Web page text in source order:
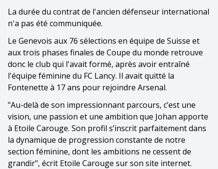
La durée du contrat de l'ancien défenseur international
n'a pas été communiquée.
Le Genevois aux 76 sélections en équipe de Suisse et
aux trois phases finales de Coupe du monde retrouve
donc le club qui l'avait formé, après avoir entraîné
l'équipe féminine du FC Lancy. Il avait quitté la
Fontenette à 17 ans pour rejoindre Arsenal.
"Au-delà de son impressionnant parcours, c’est une
vision, une passion et une ambition que Johan apporte
à Etoile Carouge. Son profil s’inscrit parfaitement dans
la dynamique de progression constante de notre
section féminine, dont les ambitions ne cessent de
grandir", écrit Etoile Carouge sur son site internet.